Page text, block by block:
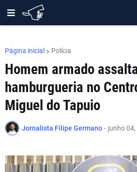
Página inicial Polícia
Homem armado
hamburgueria no
Miguel do Tapuio
Jornalista Filipe Germano - junho